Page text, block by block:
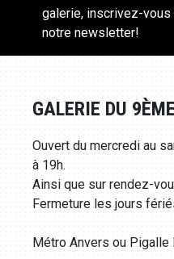
galerie, inscrivez-vous
notre newsletter!
GALERIE DU
Ouvert du mercredi au
à 19h.
Ainsi que sur rendez-
Fermeture les jours
Métro Anvers ou Pigalle